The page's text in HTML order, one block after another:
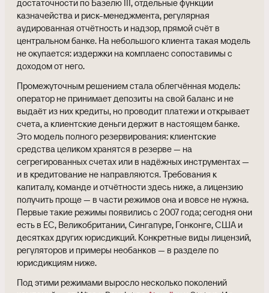
достаточности по Базелю III, отдельные функции
казначейства и риск-менеджмента, регулярная
аудированная отчётность и надзор, прямой счёт в
центральном банке. На небольшого клиента такая модель
не окупается: издержки на комплаенс сопоставимы с
доходом от него.
Промежуточным решением стала облегчённая модель:
оператор не принимает депозиты на свой баланс и не
выдаёт из них кредиты, но проводит платежи и открывает
счета, а клиентские деньги держит в настоящем банке.
Это модель полного резервирования: клиентские
средства целиком хранятся в резерве — на
сегрегированных счетах или в надёжных инструментах —
и в кредитование не направляются. Требования к
капиталу, команде и отчётности здесь ниже, а лицензию
получить проще — в части режимов она и вовсе не нужна.
Первые такие режимы появились с 2007 года; сегодня они
есть в ЕС, Великобритании, Сингапуре, Гонконге, США и
десятках других юрисдикций. Конкретные виды лицензий,
регуляторов и примеры необанков — в разделе по
юрисдикциям ниже.
Под этими режимами выросло несколько поколений